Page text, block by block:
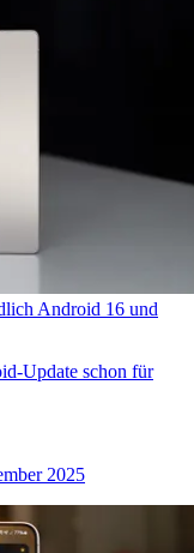
Android 16 und
Update schon für
2025